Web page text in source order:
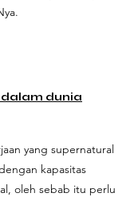
dalam dunia
yang supernatural
kapasitas
oleh sebab itu perlu